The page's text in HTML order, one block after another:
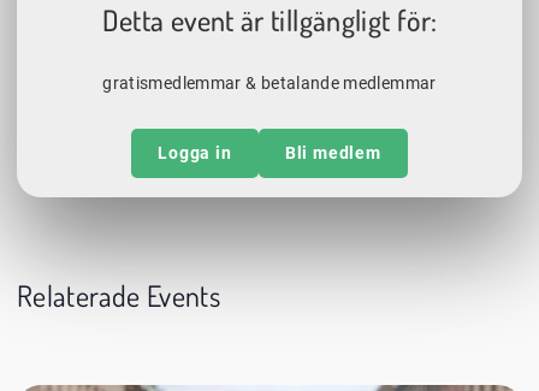
Detta event är tillgängligt för:
gratismedlemmar & betalande medlemmar
Logga in Bli medlem
Relaterade Events